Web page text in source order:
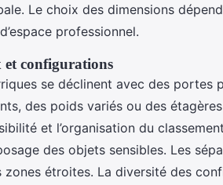
Le choix des dimensions
professionnel.
et configurations
se déclinent avec des portes
des poids variés ou des
et l’organisation du
des objets sensibles. Les
zones étroites. La diversité des